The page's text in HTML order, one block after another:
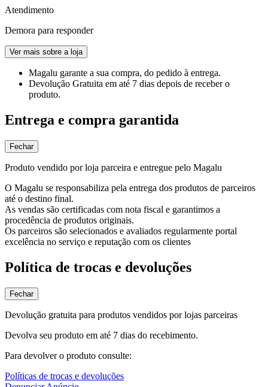
Atendimento
Demora para responder
Ver mais sobre a loja
Magalu garante a sua compra, do pedido à entrega.
Devolução Gratuita em até 7 dias depois de receber o
produto.
Entrega e compra garantida
Fechar
Produto vendido por loja parceira e entregue pelo Magalu
O Magalu se responsabiliza pela entrega dos produtos de parceiros
até o destino final.
As vendas são certificadas com nota fiscal e garantimos a
procedência de produtos originais.
Os parceiros são selecionados e avaliados regularmente portal
excelência no serviço e reputação com os clientes
Política de trocas e devoluções
Fechar
Devolução gratuita para produtos vendidos por lojas parceiras
Devolva seu produto em até 7 dias do recebimento.
Para devolver o produto consulte:
Políticas de trocas e devoluções